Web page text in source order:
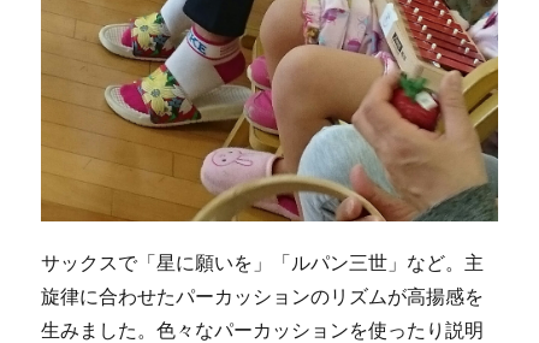
サックスで「星に願いを」「ルパン三世」など。主
旋律に合わせたパーカッションのリズムが高揚感を
生みました。色々なパーカッションを使ったり説明